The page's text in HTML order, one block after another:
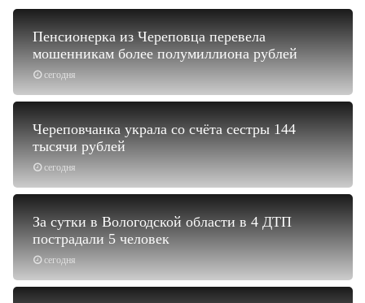
сегодня
Пенсионерка из Череповца перевела
мошенникам более полумиллиона рублей
сегодня
Череповчанка украла со счёта сестры 144
тысячи рублей
сегодня
За сутки в Вологодской области в 4 ДТП
пострадали 5 человек